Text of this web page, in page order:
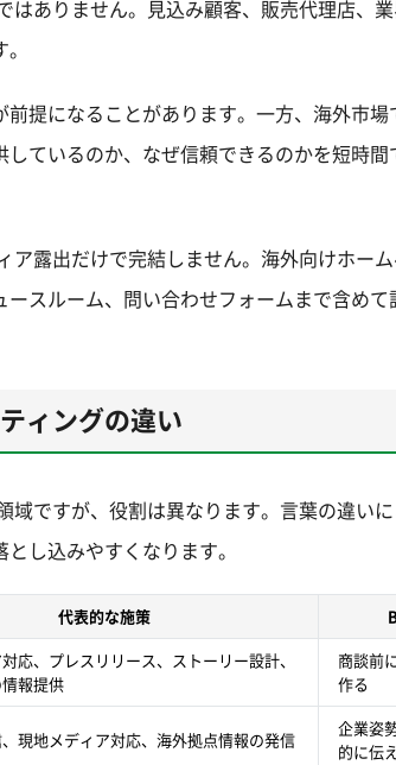
ありません。見込み顧客、販売代理店、業
提になることがあります。一方、海外市
ているのか、なぜ信頼できるのかを短時
露出だけで完結しません。海外向けホーム
スルーム、問い合わせフォームまで含めて
ィングの違い
ですが、役割は異なります。言葉の違いに
し込みやすくなります。
代表的な施策
応、プレスリリース、ストーリー設計、
報提供
商談前
作る
現地メディア対応、海外拠点情報の発信
企業姿
的に伝